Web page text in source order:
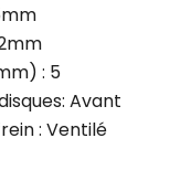
: 5
Avant
: Ventilé